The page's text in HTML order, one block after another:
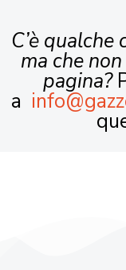
C’è
ma che
pagina?
a